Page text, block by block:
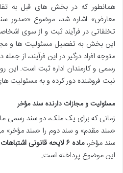
همانطور که در بخش های قبل به
معارض» اشاره شد، موضوع «صدور
تخلفاتی در فرآیند ثبت و از سوی
این بخش به تفصیل مسئولیت ها و
متوجه افراد درگیر در این فرآیند، از
رسمی و کارمندان اداره ثبت است. این
نیت فروشنده دور کرده و به مسئولیت
مسئولیت و مجازات دارنده سند مؤخر
زمانی که برای یک ملک، دو سند رسمی
«سند مقدم» و سند دوم را «سند مؤخر»
سند مؤخر،ماده ۶ لایحه قانونی اشتباهات ثبتی و اسناد مالکیت معارض
این موضوع پرداخته است.